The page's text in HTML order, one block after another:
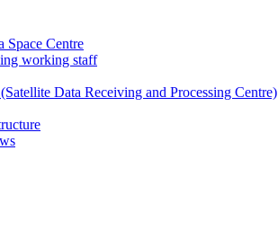
Space Centre
working staff
Data Receiving and Processing Centre)